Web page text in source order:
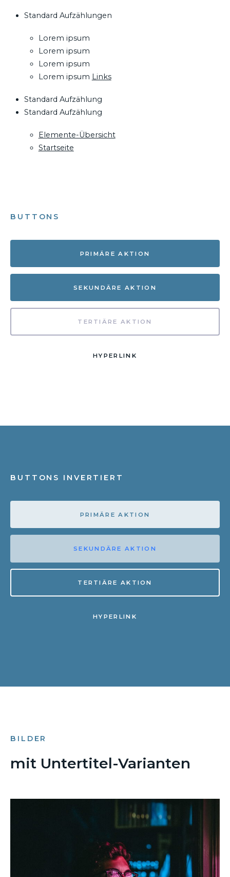
Standard Aufzählungen
Lorem ipsum
Lorem ipsum
Lorem ipsum
Lorem ipsum Links
Standard Aufzählung
Standard Aufzählung
Elemente-Übersicht
Startseite
BUTTONS
PRIMÄRE AKTION
SEKUNDÄRE AKTION
TERTIÄRE AKTION
HYPERLINK
BUTTONS INVERTIERT
PRIMÄRE AKTION
SEKUNDÄRE AKTION
TERTIÄRE AKTION
HYPERLINK
BILDER
mit Untertitel-Varianten